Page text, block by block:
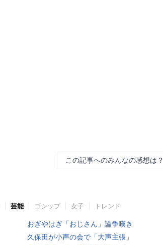
この記事へのみんなの感想は？
芸能 ゴシップ 女子 トレンド
おぎやはぎ「おじさん」論争嘆き
久保田が小声の会で「大声主張」